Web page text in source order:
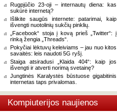
Rugpjūčio 23-oji – internautų diena: kas
sukūrė internetą?
Išlikite saugūs internete: patarimai, kaip
išvengti nuotolinių sukčių pinklių.
„Facebook“ stoja į kovą prieš „Twitter“: į
rinką žengia „Threads“.
Pokyčiai lėktuvų keleiviams – jau nuo kitos
savaitės: leis naudoti 5G ryšį.
Staiga atsiradusi „Klaida 404“: kaip jos
išvengti ir atverti norimą svetainę?
Jungtinės Karalystės būstuose gigabitinis
internetas taps privalomas.
Kompiuterijos naujienos